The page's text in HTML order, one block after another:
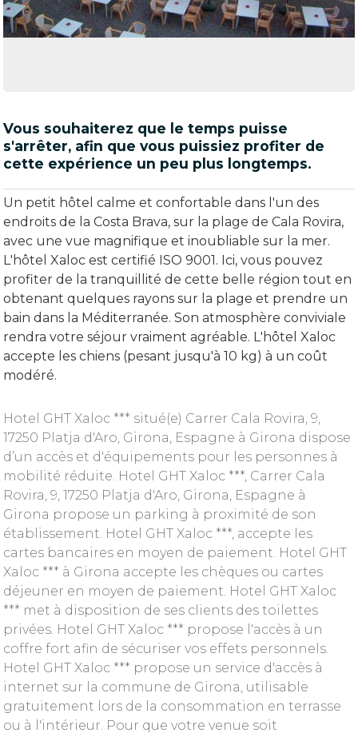
Vous souhaiterez que le temps puisse
s'arrêter, afin que vous puissiez profiter de
cette expérience un peu plus longtemps.
Un petit hôtel calme et confortable dans l'un des
endroits de la Costa Brava, sur la plage de Cala Rovira,
avec une vue magnifique et inoubliable sur la mer.
L'hôtel Xaloc est certifié ISO 9001. Ici, vous pouvez
profiter de la tranquillité de cette belle région tout en
obtenant quelques rayons sur la plage et prendre un
bain dans la Méditerranée. Son atmosphère conviviale
rendra votre séjour vraiment agréable. L'hôtel Xaloc
accepte les chiens (pesant jusqu'à 10 kg) à un coût
modéré.
Hotel GHT Xaloc *** situé(e) Carrer Cala Rovira, 9,
17250 Platja d'Aro, Girona, Espagne à Girona dispose
d’un accès et d'équipements pour les personnes à
mobilité réduite. Hotel GHT Xaloc ***, Carrer Cala
Rovira, 9, 17250 Platja d'Aro, Girona, Espagne à
Girona propose un parking à proximité de son
établissement. Hotel GHT Xaloc ***, accepte les
cartes bancaires en moyen de paiement. Hotel GHT
Xaloc *** à Girona accepte les chèques ou cartes
déjeuner en moyen de paiement. Hotel GHT Xaloc
*** met à disposition de ses clients des toilettes
privées. Hotel GHT Xaloc *** propose l'accès à un
coffre fort afin de sécuriser vos effets personnels.
Hotel GHT Xaloc *** propose un service d'accès à
internet sur la commune de Girona, utilisable
gratuitement lors de la consommation en terrasse
ou à l'intérieur. Pour que votre venue soit